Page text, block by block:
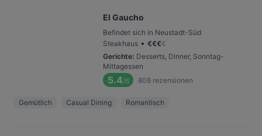
El Gaucho
Befindet sich in Neustadt-Süd
Steakhaus • €€€€
Gerichte: Desserts, Dinner, Sonntag-
Mittagessen
5.4/6 808 rezensionen
Gemütlich Casual Dining Romantisch